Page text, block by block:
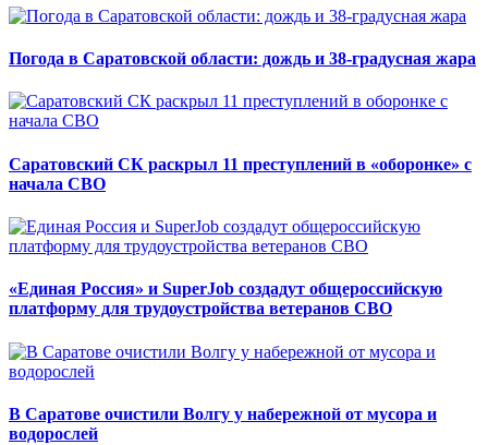
Погода в Саратовской области: дождь и 38-градусная жара
Саратовский СК раскрыл 11 преступлений в «оборонке» с
начала СВО
«Единая Россия» и SuperJob создадут общероссийскую
платформу для трудоустройства ветеранов СВО
В Саратове очистили Волгу у набережной от мусора и
водорослей